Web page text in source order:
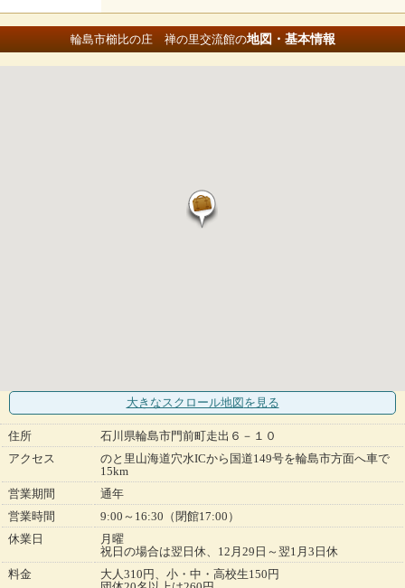
輪島市櫛比の庄 禅の里交流館の地図・基本情報
大きなスクロール地図 を見る
住所
石川県輪島市門前町走出６－１０
アクセス
のと里山海道穴水ICから国道149号を輪島市方面へ車で
15km
営業期間
通年
営業時間
9:00～16:30（閉館17:00）
休業日
月曜
祝日の場合は翌日休、12月29日～翌1月3日休
料金
大人310円、小・中・高校生150円